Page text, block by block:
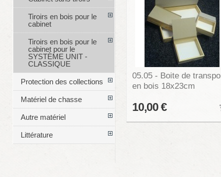
05.05 - Boite de
en bois 18x23cm
10,00 €
Tiroirs en bois pour le
cabinet
Tiroirs en bois pour le
cabinet pour le
SYSTÈME UNIT -
CLASSIQUE
Protection des collections
Matériel de chasse
Autre matériel
Littérature